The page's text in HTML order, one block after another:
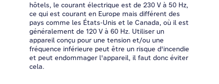
hôtels, le courant électrique est de 230 V à 50 Hz,
ce qui est courant en Europe mais différent des
pays comme les États-Unis et le Canada, où il est
généralement de 120 V à 60 Hz. Utiliser un
appareil conçu pour une tension et/ou une
fréquence inférieure peut être un risque d'incendie
et peut endommager l'appareil, il faut donc éviter
cela.